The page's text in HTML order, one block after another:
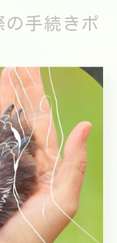
の手続きポ
を紹介
最初に行うのは専門
では、電話やウェ
、急な別れにも迅速
種類や体重、ご希
で、スムーズな手
、ご家族の気持ちに